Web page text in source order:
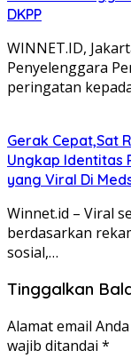
DKPP
WINNET.ID,
Penyelenggara
peringatan
Gerak Cepat,Sat
Ungkap Identitas
yang Viral Di
Winnet.id – Viral
berdasarkan
sosial,…
Tinggalkan
Alamat email
wajib ditandai *